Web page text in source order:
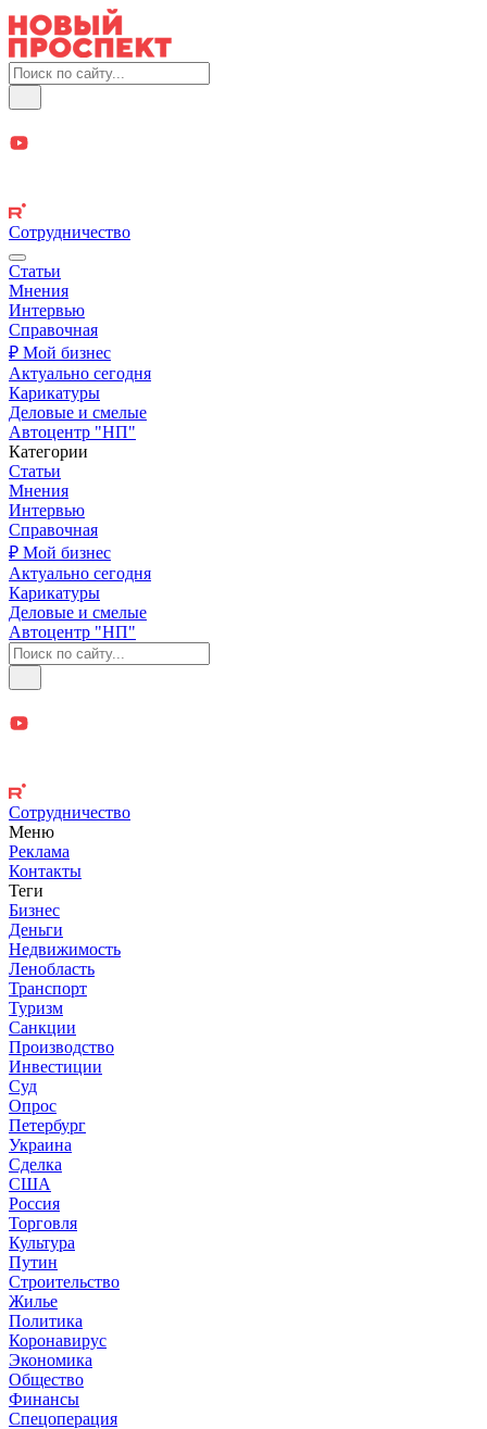
Сотрудничество
Статьи
Мнения
Интервью
Справочная
₽ Мой бизнес
Актуально сегодня
Карикатуры
Деловые и смелые
Автоцентр "НП"
Категории
Статьи
Мнения
Интервью
Справочная
₽ Мой бизнес
Актуально сегодня
Карикатуры
Деловые и смелые
Автоцентр "НП"
Сотрудничество
Меню
Реклама
Контакты
Теги
Бизнес
Деньги
Недвижимость
Ленобласть
Транспорт
Туризм
Санкции
Производство
Инвестиции
Суд
Опрос
Петербург
Украина
Сделка
США
Россия
Торговля
Культура
Путин
Строительство
Жилье
Политика
Коронавирус
Экономика
Общество
Финансы
Спецоперация